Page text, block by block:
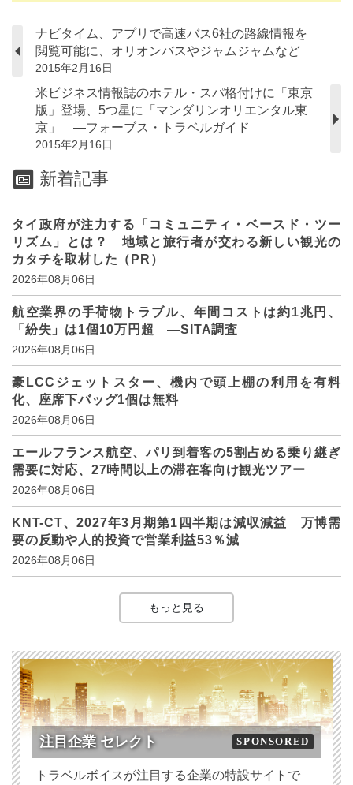
ナビタイム、アプリで高速バス6社の路線情報を
閲覧可能に、オリオンバスやジャムジャムなど
2015年2月16日
米ビジネス情報誌のホテル・スパ格付けに「東京
版」登場、5つ星に「マンダリンオリエンタル東
京」 ―フォーブス・トラベルガイド
2015年2月16日
新着記事
タイ政府が注力する「コミュニティ・ベースド・ツー
リズム」とは？ 地域と旅行者が交わる新しい観光の
カタチを取材した（PR）
2026年08月06日
航空業界の手荷物トラブル、年間コストは約1兆円、
「紛失」は1個10万円超 ―SITA調査
2026年08月06日
豪LCCジェットスター、機内で頭上棚の利用を有料
化、座席下バッグ1個は無料
2026年08月06日
エールフランス航空、パリ到着客の5割占める乗り継ぎ
需要に対応、27時間以上の滞在客向け観光ツアー
2026年08月06日
KNT-CT、2027年3月期第1四半期は減収減益 万博需
要の反動や人的投資で営業利益53％減
2026年08月06日
もっと見る
注目企業 セレクト SPONSORED
トラベルボイスが注目する企業の特設サイトで